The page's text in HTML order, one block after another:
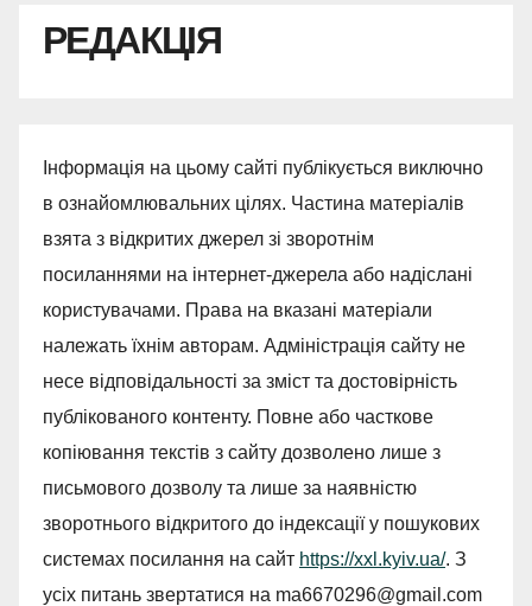
РЕДАКЦІЯ
Інформація на цьому сайті публікується виключно
в ознайомлювальних цілях. Частина матеріалів
взята з відкритих джерел зі зворотнім
посиланнями на інтернет-джерела або надіслані
користувачами. Права на вказані матеріали
належать їхнім авторам. Адміністрація сайту не
несе відповідальності за зміст та достовірність
публікованого контенту. Повне або часткове
копіювання текстів з сайту дозволено лише з
письмового дозволу та лише за наявністю
зворотнього відкритого до індексації у пошукових
системах посилання на сайт https://xxl.kyiv.ua/. З
усіх питань звертатися на ma6670296@gmail.com